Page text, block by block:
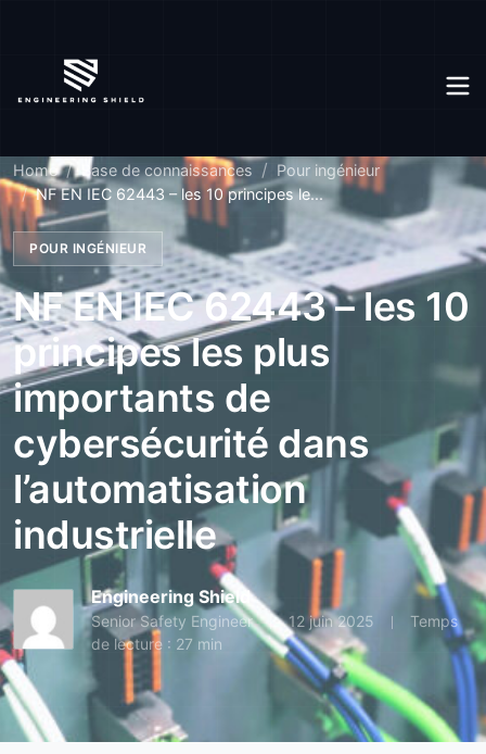
Home Base de connaissances
Pour ingénieur
NF EN IEC 62443 – les 10 principes le...
POUR INGÉNIEUR
NF EN IEC 62443 – les 10
principes les plus
importants de
cybersécurité dans
l’automatisation
industrielle
Engineering Shield
Senior Safety Engineer 12 juin 2025
Temps
de lecture : 27 min